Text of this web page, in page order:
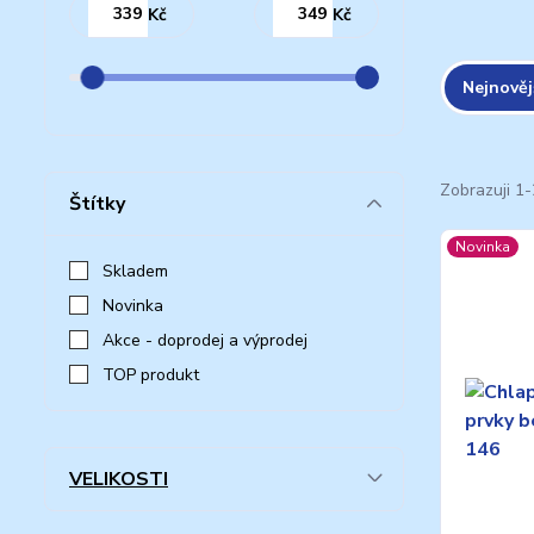
Zobrazuji
Novinka
Kč Kč
Štítky
Skladem
Novinka
Akce - doprodej a výprodej
TOP produkt
VELIKOSTI